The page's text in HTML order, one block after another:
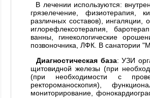
В лечении используются:
грязелечение, физиотерапия,
различных составов), ингаляции,
иглорефлексотерапия,
ванны, гинекологические
позвоночника, ЛФК. В санатории
Диагностическая база: УЗИ
щитовидной железы (при
(при необходимости с
ректороманоскопия),
мониторирование,